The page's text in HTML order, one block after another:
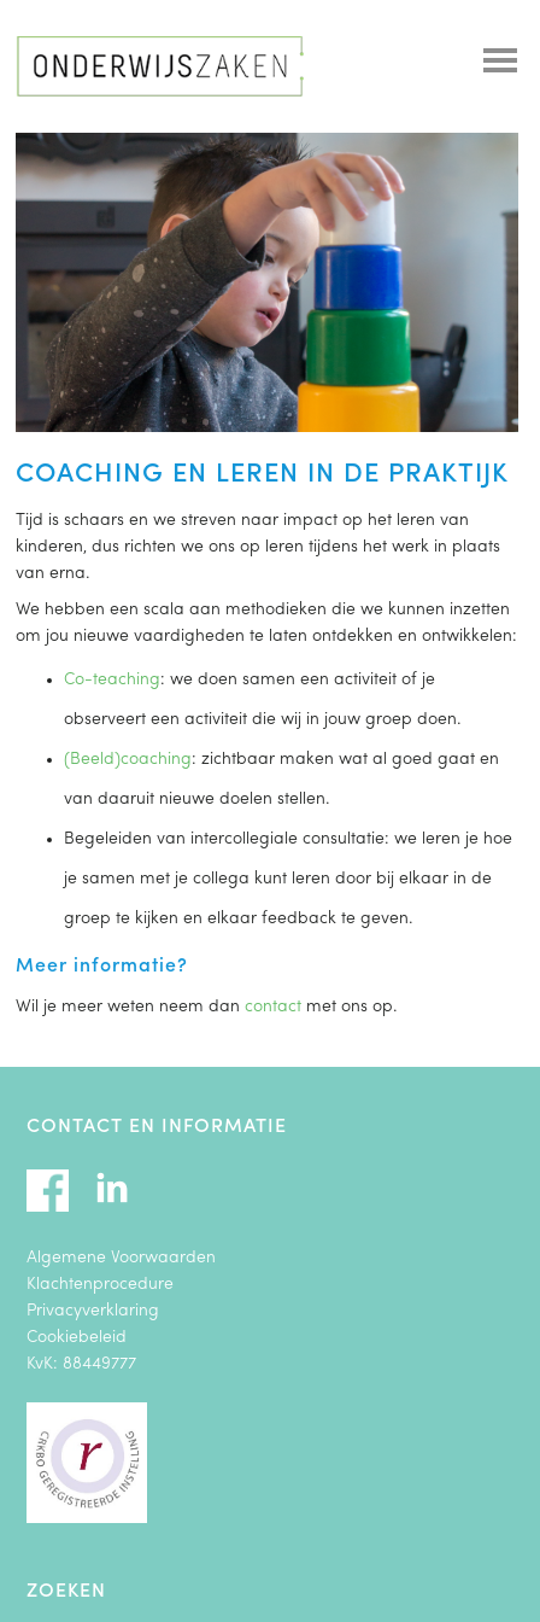
COACHING EN LEREN IN DE PRAKTIJK
Tijd is schaars en we streven naar impact op het leren van
kinderen, dus richten we ons op leren tijdens het werk in plaats
van erna.
We hebben een scala aan methodieken die we kunnen inzetten
om jou nieuwe vaardigheden te laten ontdekken en ontwikkelen:
Co-teaching: we doen samen een activiteit of je
observeert een activiteit die wij in jouw groep doen.
(Beeld)coaching: zichtbaar maken wat al goed gaat en
van daaruit nieuwe doelen stellen.
Begeleiden van intercollegiale consultatie: we leren je hoe
je samen met je collega kunt leren door bij elkaar in de
groep te kijken en elkaar feedback te geven.
Meer informatie?
Wil je meer weten neem dancontact met ons op.
CONTACT EN INFORMATIE
Algemene Voorwaarden
Klachtenprocedure
Privacyverklaring
Cookiebeleid
KvK: 88449777
ZOEKEN